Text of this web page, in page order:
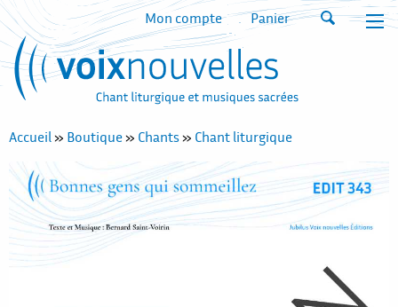
Mon compte Panier
Accueil» Boutique» Chants» Chant liturgique